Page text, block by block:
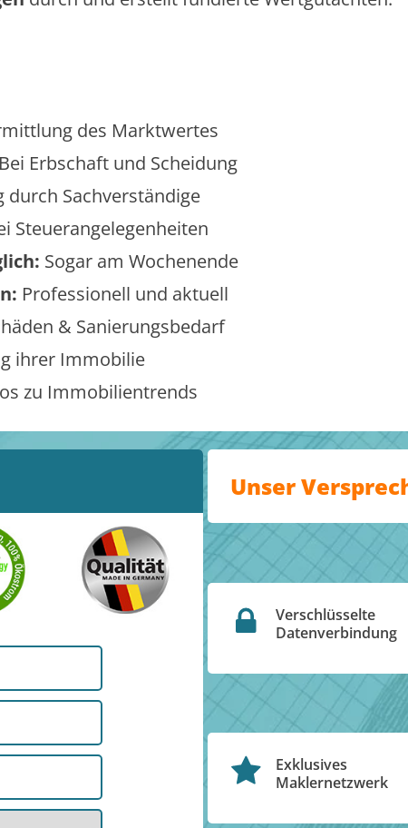
des Marktwertes
Bei Erbschaft und Scheidung
durch Sachverständige
Steuerangelegenheiten
Sogar am Wochenende
Professionell und aktuell
& Sanierungsbedarf
ihrer Immobilie
zu Immobilientrends
Unser
Verschlüsselte
Datenverbindung
Exklusives
Maklernetzwerk